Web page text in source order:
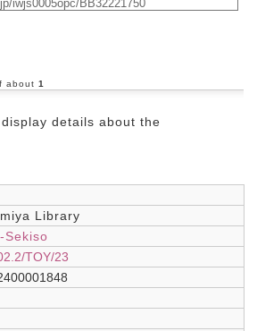
about 1
details about the
Library
Sekiso
TOY/23